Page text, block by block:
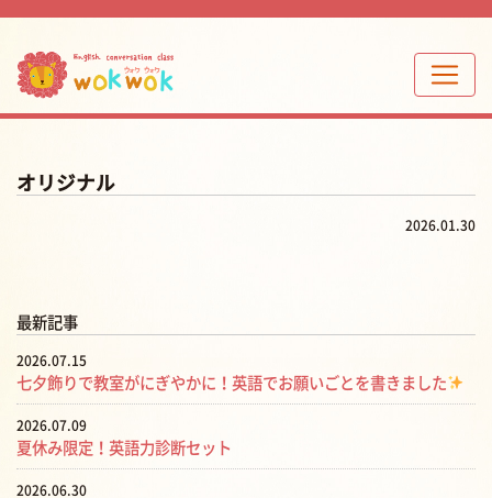
オリジナル
2026.01.30
最新記事
2026.07.15
七夕飾りで教室がにぎやかに！英語でお願いごとを書きました
2026.07.09
夏休み限定！英語力診断セット
2026.06.30